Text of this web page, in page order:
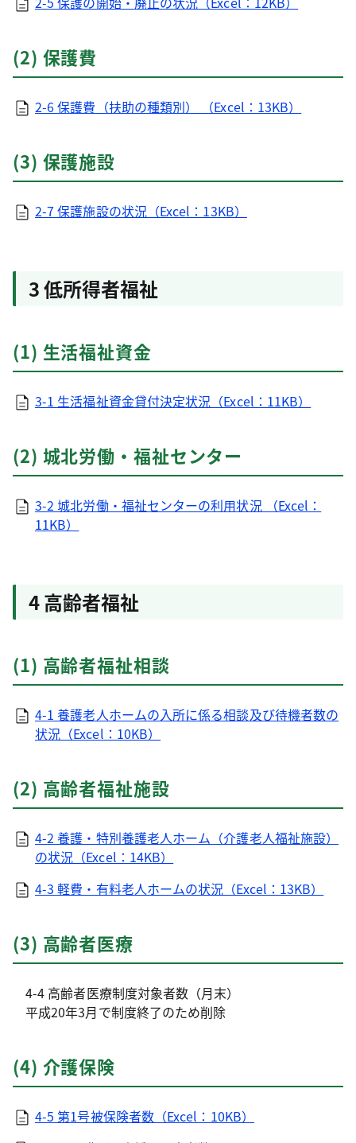
(2) 保護費
2-6 保護費（扶助の種類別） （Excel：13KB）
(3) 保護施設
2-7 保護施設の状況（Excel：13KB）
3 低所得者福祉
(1) 生活福祉資金
3-1 生活福祉資金貸付決定状況（Excel：11KB）
(2) 城北労働・福祉センター
3-2 城北労働・福祉センターの利用状況 （Excel：
11KB）
4 高齢者福祉
(1) 高齢者福祉相談
4-1 養護老人ホームの入所に係る相談及び待機者数の
状況（Excel：10KB）
(2) 高齢者福祉施設
4-2 養護・特別養護老人ホーム（介護老人福祉施設）
の状況（Excel：14KB）
4-3 軽費・有料老人ホームの状況（Excel：13KB）
(3) 高齢者医療
4-4 高齢者医療制度対象者数（月末）
平成20年3月で制度終了のため削除
(4) 介護保険
4-5 第1号被保険者数（Excel：10KB）